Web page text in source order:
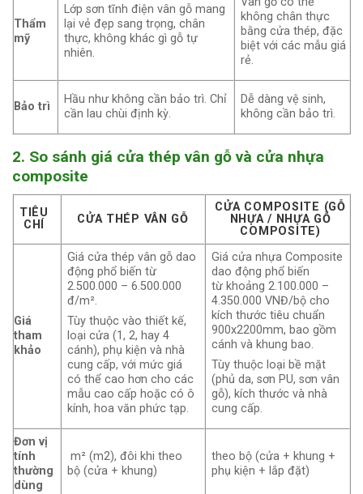
Thẩm
mỹ
Lớp sơn tĩnh điện vân gỗ mang
lại vẻ đẹp sang trọng, chân
thực, không khác gì gỗ tự
nhiên.
không chân thực
bằng cửa thép, đặc
biệt với các mẫu giá
rẻ.
Bảo trì
Hầu như không cần bảo trì. Chỉ
cần lau chùi định kỳ.
Dễ dàng vệ sinh,
không cần bảo trì.
2. So sánh giá cửa thép vân gỗ và cửa nhựa
composite
TIÊU
CHÍ
CỬA THÉP VÂN GỖ
CỬA COMPOSITE (GỖ
NHỰA / NHỰA GỖ
COMPOSITE)
Giá
tham
khảo
Giá cửa thép vân gỗ dao
động phổ biến từ
2.500.000 – 6.500.000
đ/m².
Tùy thuộc vào thiết kế,
loại cửa (1, 2, hay 4
cánh), phụ kiện và nhà
cung cấp, với mức giá
có thể cao hơn cho các
mẫu cao cấp hoặc có ô
kính, hoa văn phức tạp.
Giá cửa nhựa Composite
dao động phổ biến
từ khoảng 2.100.000 –
4.350.000 VNĐ/bộ cho
kích thước tiêu chuẩn
900x2200mm, bao gồm
cánh và khung bao.
Tùy thuộc loại bề mặt
(phủ da, sơn PU, sơn vân
gỗ), kích thước và nhà
cung cấp.
Đơn vị
tính
thường
dùng
m² (m2), đôi khi theo
bộ (cửa + khung)
theo bộ (cửa + khung +
phụ kiện + lắp đặt)